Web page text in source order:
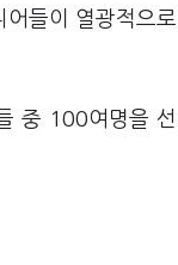
들이 열광적으로
중 100여명을 선